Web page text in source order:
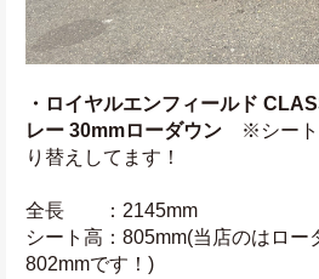
・ロイヤルエンフィールド
レー 30mmローダウン ※シート
り替えしてます！
全長　　：2145mm
シート高：805mm(当店のはロー
802mmです！)